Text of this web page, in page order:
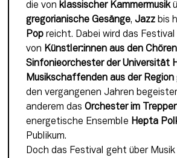
die von klassischer Kammermusik
gregorianische Gesänge, Jazz bis
Pop reicht. Dabei wird das
von Künstler:innen aus den
Sinfonieorchester der Universität
Musikschaffenden aus der Region
den vergangenen Jahren
anderem das Orchester im
energetische Ensemble Hepta
Publikum.
Doch das Festival geht über Musik